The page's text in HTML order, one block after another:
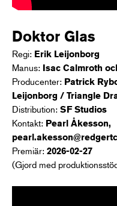
Doktor Glas
Regi: Erik Leijonborg
Manus: Isac Calmroth
Producenter: Patrick
Leijonborg / Triangle
Distribution: SF Studios
Kontakt: Pearl Åkesson,
Premiär: 2026-02-27
(Gjord med